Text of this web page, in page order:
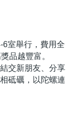
6室舉行，費用全
品越豐富。
交新朋友、分享
砥礪，以陀螺連